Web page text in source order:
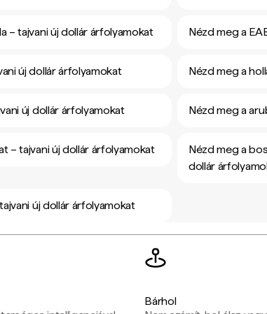
– tajvani új dollár árfolyamokat Nézd meg a
új dollár árfolyamokat Nézd meg a
új dollár árfolyamokat Nézd meg a
– tajvani új dollár árfolyamokat
Nézd meg a
dollár
új dollár árfolyamokat
Bárhol